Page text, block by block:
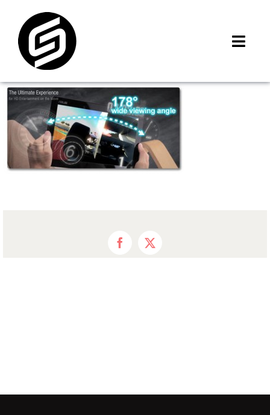
content
門市據點
iMCheck APP
iPhone 回收價
線上商城
Facebook
X